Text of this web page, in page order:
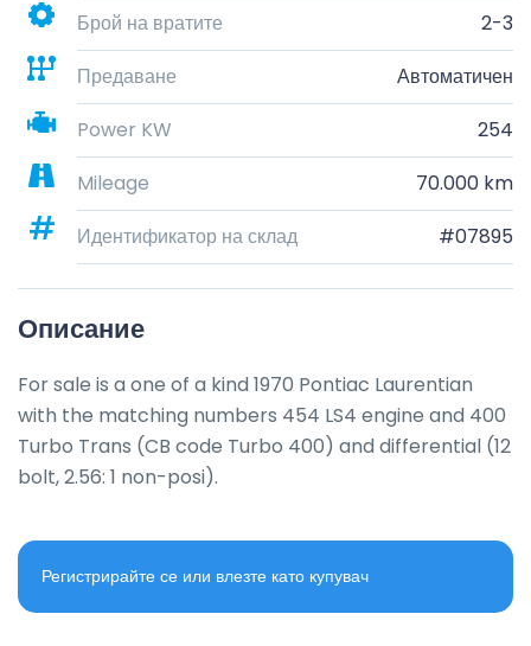
Брой на вратите
2-3
Предаване
Автоматичен
Power KW
254
Mileage
70.000 km
Идентификатор на склад
#07895
Описание
For sale is a one of a kind 1970 Pontiac Laurentian
with the matching numbers 454 LS4 engine and 400
Turbo Trans (CB code Turbo 400) and differential (12
bolt, 2.56: 1 non-posi).
Регистрирайте се или влезте като купувач